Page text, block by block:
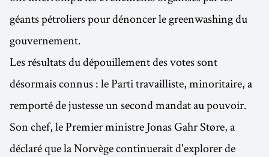
géants pétroliers pour dénoncer le greenwashing du
gouvernement.
Les résultats du dépouillement des votes sont
désormais connus : le Parti travailliste, minoritaire, a
remporté de justesse un second mandat au pouvoir.
Son chef, le Premier ministre Jonas Gahr Støre, a
déclaré que la Norvège continuerait d'explorer de